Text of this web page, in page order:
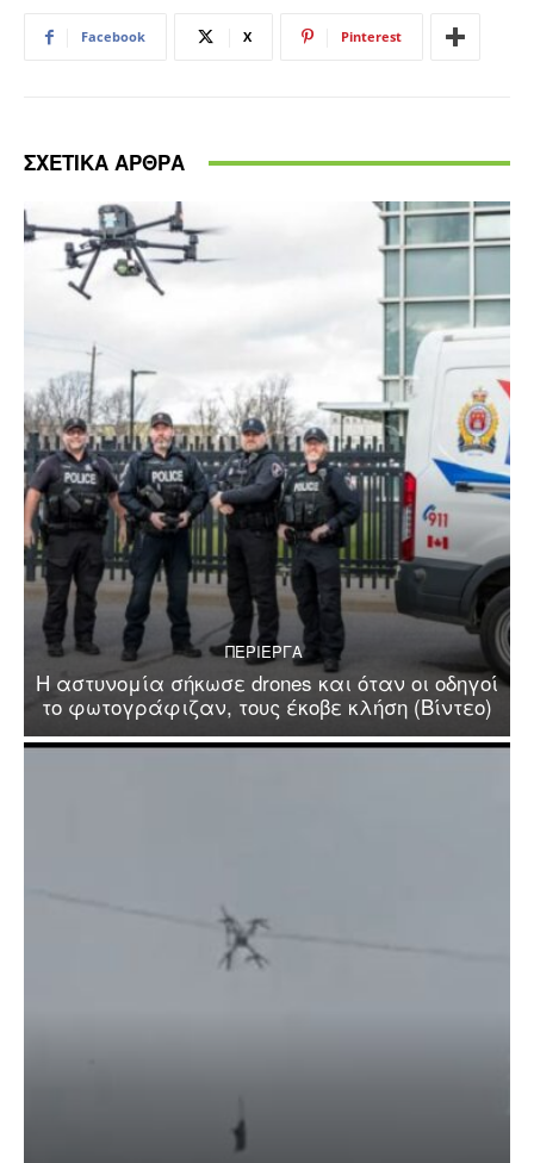
Facebook X Pinterest
ΣΧΕΤΙΚΑ ΑΡΘΡΑ
ΠΕΡΙΕΡΓΑ
Η αστυνομία σήκωσε drones και όταν οι οδηγοί
το φωτογράφιζαν, τους έκοβε κλήση (Βίντεο)